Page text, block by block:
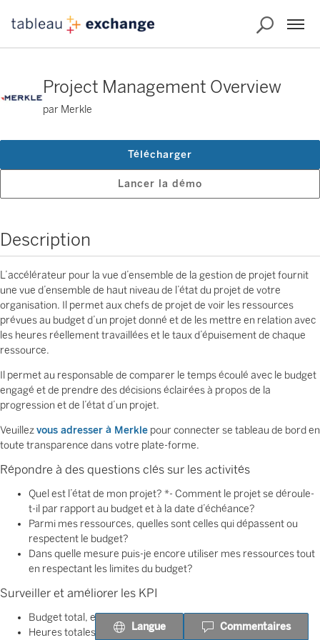
Project Management Overview
par Merkle
Lancer la démo
Télécharger
Description
L’accélérateur pour la vue d’ensemble de la gestion de projet fournit
une vue d’ensemble de haut niveau de l’état du projet de votre
organisation. Il permet aux chefs de projet de voir les ressources
prévues au budget d’un projet donné et de les mettre en relation avec
les heures réellement travaillées et le taux d’épuisement de chaque
ressource.
Il permet au responsable de comparer le temps écoulé avec le budget
engagé et de prendre des décisions éclairées à propos de la
progression et de l’état d’un projet.
Veuillezvous adresser à Merkle pour connecter se tableau de bord en
toute transparence dans votre plate-forme.
Répondre à des questions clés sur les activités
Quel est l’état de mon projet? *- Comment le projet se déroule-
t-il par rapport au budget et à la date d’échéance?
Parmi mes ressources, quelles sont celles qui dépassent ou
respectent le budget?
Dans quelle mesure puis-je encore utiliser mes ressources tout
en respectant les limites du budget?
Surveiller et améliorer les KPI
Budget total, engagé et disponible
Heures totales, travaillées et disponibles, par consultant
Langue Commentaires